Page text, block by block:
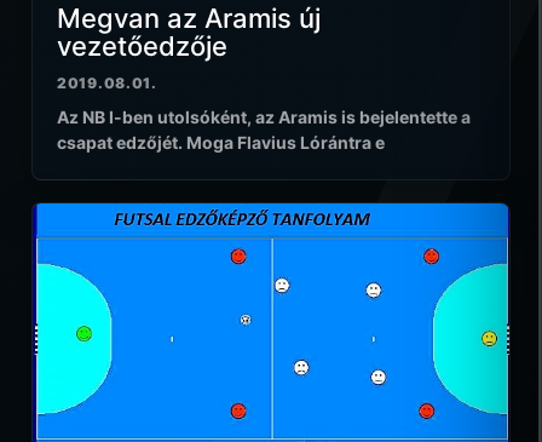
Megvan az Aramis új
vezetőedzője
2019.08.01.
Az NB I-ben utolsóként, az Aramis is bejelentette a
csapat edzőjét. Moga Flavius Lórántra e